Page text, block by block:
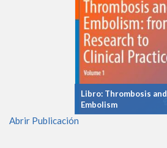
Libro: Thrombosis and
Embolism
Abrir Publicación